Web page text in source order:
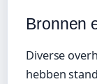
Bronnen
Diverse
hebben